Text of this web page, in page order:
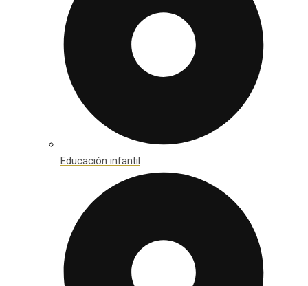
Educación infantil